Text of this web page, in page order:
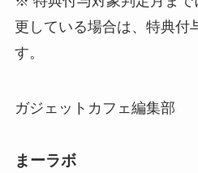
更している場合は、 特典付
す。
ガジェットカフェ編集部
まーラボ